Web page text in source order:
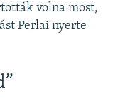
volna most,
Perlai nyerte